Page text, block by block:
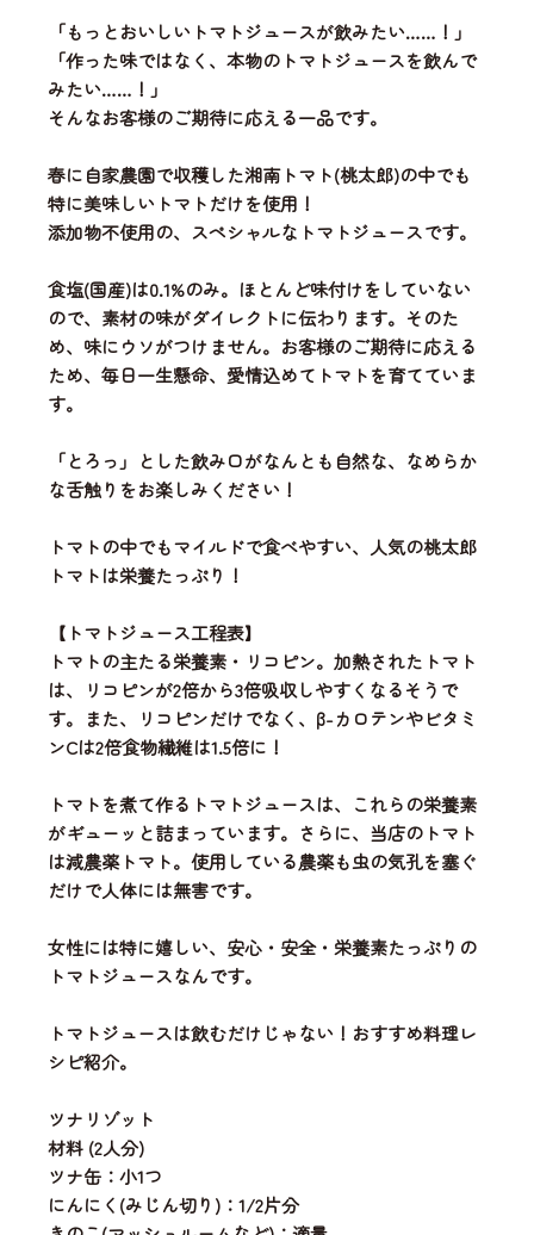
「もっとおいしいトマトジュースが飲みたい……！」
「作った味ではなく、本物のトマトジュースを飲んで
みたい……！」
そんなお客様のご期待に応える一品です。
春に自家農園で収穫した湘南トマト(桃太郎)の中でも
特に美味しいトマトだけを使用！
添加物不使用の、スペシャルなトマトジュースです。
食塩(国産)は0.1%のみ。ほとんど味付けをしていない
ので、素材の味がダイレクトに伝わります。そのた
め、味にウソがつけません。お客様のご期待に応える
ため、毎日一生懸命、愛情込めてトマトを育てていま
す。
「とろっ」とした飲み口がなんとも自然な、なめらか
な舌触りをお楽しみください！
トマトの中でもマイルドで食べやすい、人気の桃太郎
トマトは栄養たっぷり！
【トマトジュース工程表】
トマトの主たる栄養素・リコピン。加熱されたトマト
は、リコピンが2倍から3倍吸収しやすくなるそうで
す。また、リコピンだけでなく、β-カロテンやビタミ
ンCは2倍食物繊維は1.5倍に！
トマトを煮て作るトマトジュースは、これらの栄養素
がギューッと詰まっています。さらに、当店のトマト
は減農薬トマト。使用している農薬も虫の気孔を塞ぐ
だけで人体には無害です。
女性には特に嬉しい、安心・安全・栄養素たっぷりの
トマトジュースなんです。
トマトジュースは飲むだけじゃない！おすすめ料理レ
シピ紹介。
ツナリゾット
材料 (2人分)
ツナ缶：小1つ
にんにく(みじん切り)：1/2片分